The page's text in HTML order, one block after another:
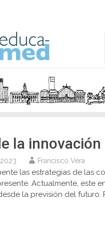
la
Francisco Vera
las estrategias de las
Actualmente, este
la previsión del